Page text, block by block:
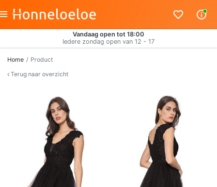
Vandaag open tot 18:00
Iedere zondag open van 12 - 17
Home
Product
Terug naar overzicht